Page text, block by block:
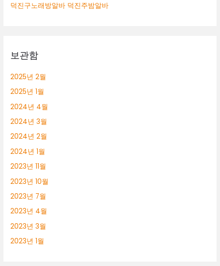
덕진구노래방알바 덕진주밤알바
보관함
2025년 2월
2025년 1월
2024년 4월
2024년 3월
2024년 2월
2024년 1월
2023년 11월
2023년 10월
2023년 7월
2023년 4월
2023년 3월
2023년 1월